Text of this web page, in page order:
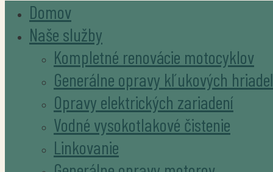
Domov
Naše služby
Kompletné renovácie motocyklov
Generálne opravy kľukových
Opravy elektrických zariadení
Vodné vysokotlakové čistenie
Linkovanie